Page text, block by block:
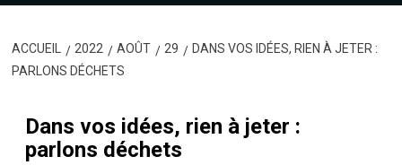
ACCUEIL 2022 AOÛT 29
DANS VOS IDÉES, RIEN À JETER :
PARLONS DÉCHETS
Dans vos idées, rien à jeter :
parlons déchets